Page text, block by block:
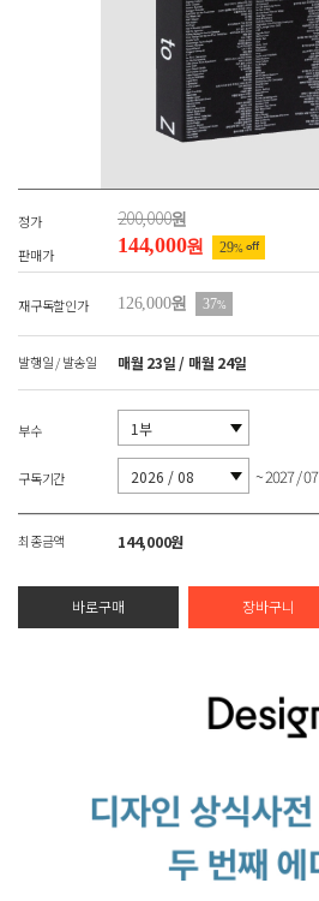
정가 200,000원
판매가 144,000원 29% off
재구독할인가 126,000원 37%
발행일 / 발송일 매월 23일 / 매월 24일
부수
구독기간 ~ 2027 / 07
최종금액 144,000원
바로구매 장바구니